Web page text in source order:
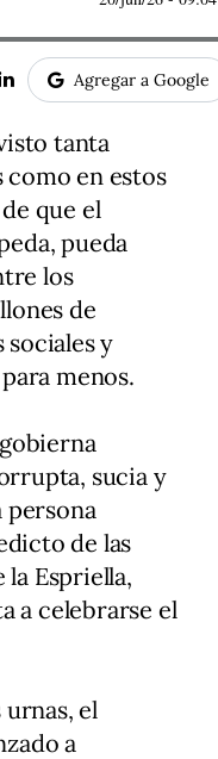
Agregar a Google
tanta
en estos
que el
pueda
los
de
sociales y
menos.
sucia y
persona
de las
Espriella,
a celebrarse el
el
a